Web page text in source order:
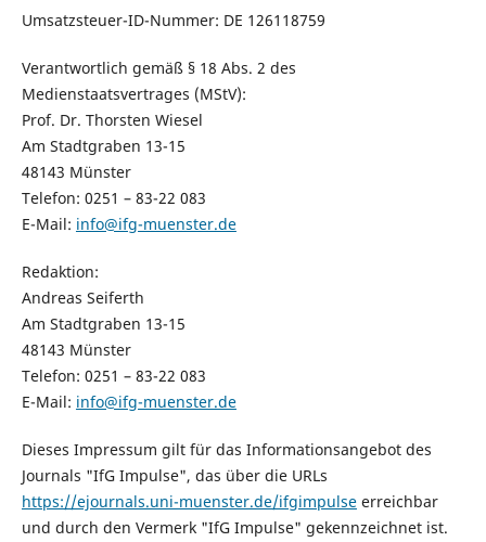
Umsatzsteuer-ID-Nummer: DE 126118759
Verantwortlich gemäß § 18 Abs. 2 des
Medienstaatsvertrages (MStV):
Prof. Dr. Thorsten Wiesel
Am Stadtgraben 13-15
48143 Münster
Telefon: 0251 – 83-22 083
E-Mail: info@ifg-muenster.de
Redaktion:
Andreas Seiferth
Am Stadtgraben 13-15
48143 Münster
Telefon: 0251 – 83-22 083
E-Mail: info@ifg-muenster.de
Dieses Impressum gilt für das Informationsangebot des
Journals "IfG Impulse", das über die URLs
https://ejournals.uni-muenster.de/ifgimpulseerreichbar
und durch den Vermerk "IfG Impulse" gekennzeichnet ist.